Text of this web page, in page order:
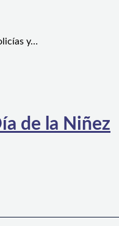
y…
de la Niñez